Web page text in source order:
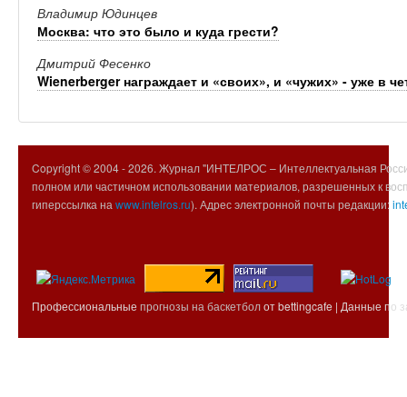
Владимир Юдинцев
Москва: что это было и куда грести?
Дмитрий Фесенко
Wienerberger награждает и «своих», и «чужих» - уже в
Copyright © 2004 -2026. Журнал "ИНТЕЛРОС – Интеллектуальная
полном или частичном использовании материалов, разрешенных к
гиперссылка на www.intelros.ru). Адрес электронной почты редакции:
Профессиональные прогнозы на баскетболот bettingcafe | Данные по